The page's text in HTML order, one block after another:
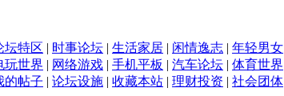
坛特区 | 时事论坛 | 生活家居 | 闲情逸志 | 年轻男女
玩世界 | 网络游戏 | 手机平板 | 汽车论坛 | 体育世界
的帖子 | 论坛设施 | 收藏本站 | 理财投资 | 社会团体